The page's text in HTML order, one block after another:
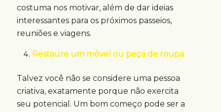
costuma nos motivar, além de dar ideias
interessantes para os próximos passeios,
reuniões e viagens.
Restaure um móvel ou peça de roupa
Talvez você não se considere uma pessoa
criativa, exatamente porque não exercita
seu potencial. Um bom começo pode ser a